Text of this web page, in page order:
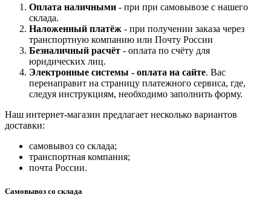
Оплата наличными - при при самовывозе с нашего
склада.
Наложенный платёж - при получении заказа через
транспортную компанию или Почту России
Безналичный расчёт - оплата по счёту для
юридических лиц.
Электронные системы - оплата на сайте. Вас
перенаправит на страницу платежного сервиса, где,
следуя инструкциям, необходимо заполнить форму.
Наш интернет-магазин предлагает несколько вариантов
доставки:
самовывоз со склада;
транспортная компания;
почта России.
Самовывоз со склада